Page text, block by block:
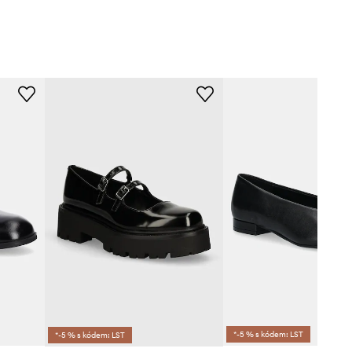
*-5 % s kódem: LST *-5 % s kódem: LST